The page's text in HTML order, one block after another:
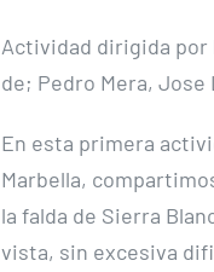
Actividad dirigida por
de; Pedro Mera, Jose
En esta primera
Marbella,
la falda de Sierra
vista, sin excesiva